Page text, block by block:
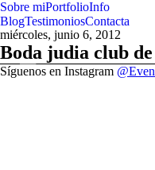
Sobre miPortfolioInfo
BlogTestimoniosContacta
miércoles, junio 6, 2012
Boda judia club
Síguenos en Instagram